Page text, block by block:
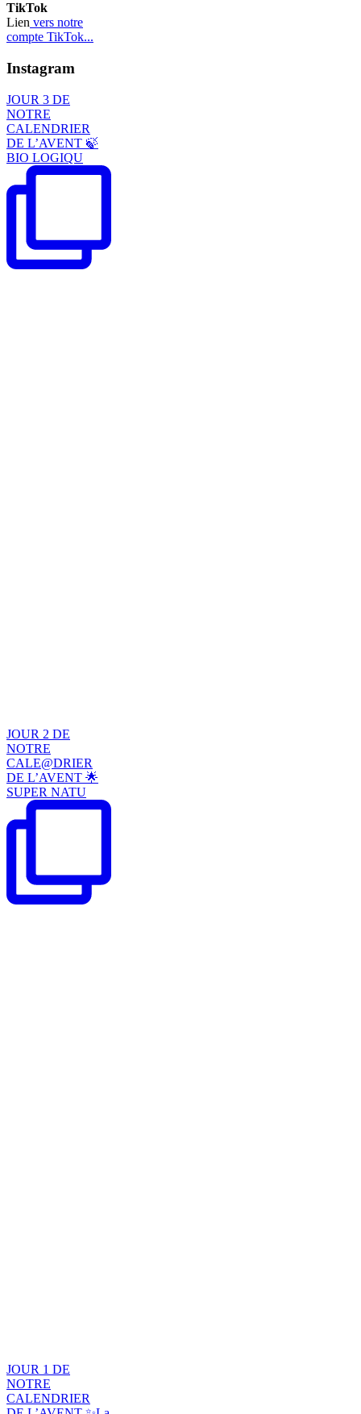
TikTok
Lien vers notre
compte TikTok...
Instagram
JOUR 3 DE
NOTRE
CALENDRIER
DE L’AVENT 🍃
BIO LOGIQU
JOUR 2 DE
NOTRE
CALE@DRIER
DE L’AVENT 🌟
SUPER NATU
JOUR 1 DE
NOTRE
CALENDRIER